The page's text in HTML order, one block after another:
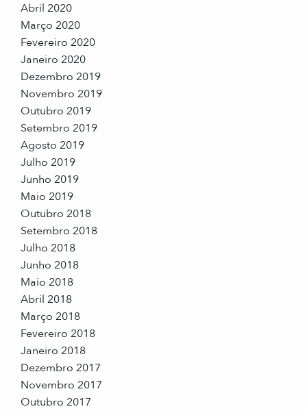
Abril 2020
Março 2020
Fevereiro 2020
Janeiro 2020
Dezembro 2019
Novembro 2019
Outubro 2019
Setembro 2019
Agosto 2019
Julho 2019
Junho 2019
Maio 2019
Outubro 2018
Setembro 2018
Julho 2018
Junho 2018
Maio 2018
Abril 2018
Março 2018
Fevereiro 2018
Janeiro 2018
Dezembro 2017
Novembro 2017
Outubro 2017